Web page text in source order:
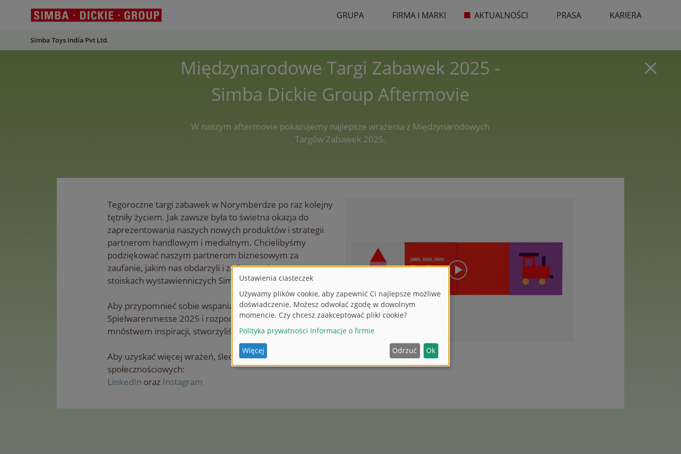
GRUPA FIRMA I MARKI AKTUALNOŚCI
Simba Toys India Pvt Ltd.
PRASA KARIERA
Międzynarodowe Targi Zabawek 2025 -
Simba Dickie Group Aftermovie
W naszym aftermovie pokazujemy najlepsze wrażenia z Międzynarodowych
Targów Zabawek 2025.
Tegoroczne targi zabawek w Norymberdze po raz kolejny
tętniły życiem. Jak zawsze była to świetna okazja do
zaprezentowania naszych nowych produktów i strategii
partnerom handlowym i medialnym. Chcielibyśmy
podziękować naszym partnerom biznesowym za
zaufanie, jakim nas obdarzyli i za liczne wizyty na
stoiskach wystawienniczych Simba Dickie Group.
Aby przypomnieć sobie wspaniałe chwile z targów
Spielwarenmesse 2025 i rozpocząć nowy rok z
mnóstwem inspiracji, stworzyliśmy aftermovie z targów.
Aby uzyskać więcej wrażeń, śledź nasze kanały mediów
społecznościowych:
LinkedIn oraz Instagram